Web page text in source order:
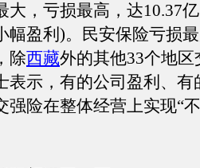
大，亏损最高，达10.37
幅盈利)。民安保险亏损
除西藏外的其他33个地
表示，有的公司盈利、有
强险在整体经营上实现“